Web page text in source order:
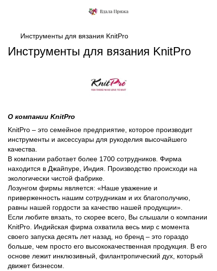
Инструменты для вязания KnitPro
Инструменты для вязания KnitPro
О компании KnitPro
KnitPro – это семейное предприятие, которое производит
инструменты и аксессуары для рукоделия высочайшего
качества.
В компании работает более 1700 сотрудников. Фирма
находится в Джайпуре, Индия. Производство происходи на
экологически чистой фабрике.
Лозунгом фирмы является: «Наше уважение и
приверженность нашим сотрудникам и их благополучию,
равны нашей гордости за качество нашей продукции».
Если любите вязать, то скорее всего, Вы слышали о компании
KnitPro. Индийская фирма охватила весь мир с момента
своего запуска десять лет назад, но бренд – это гораздо
больше, чем просто его высококачественная продукция. В его
основе лежит инклюзивный, филантропический дух, который
движет бизнесом.